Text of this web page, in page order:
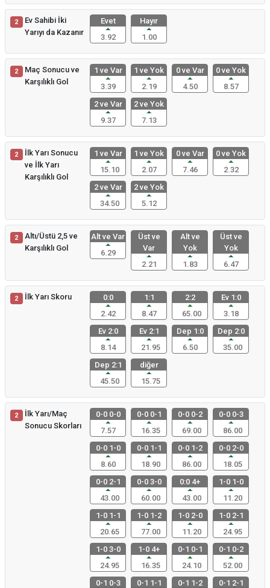
2
Ev Sahibi İki
Yarıyı da Kazanır
Evet
3.92
Hayır
1.00
2
Maç Sonucu ve
Karşılıklı Gol
1 ve Var
3.39
1 ve Yok
2.19
0 ve Var
4.50
0 ve Yok
8.57
2 ve Var
9.37
2 ve Yok
7.13
2
İlk Yarı Sonucu
ve İlk Yarı
Karşılıklı Gol
1 ve Var
15.10
1 ve Yok
2.07
0 ve Var
7.46
0 ve Yok
2.32
2 ve Var
34.50
2 ve Yok
5.12
2
Altı/Üstü 2,5 ve
Karşılıklı Gol
Alt ve Var
6.29
Üst ve
Var
2.21
Alt ve
Yok
1.83
Üst ve
Yok
6.47
2 İlk Yarı Skoru
0:0
2.42
1:1
8.47
2:2
65.00
Ev 1:0
3.18
Ev 2:0
8.14
Ev 2:1
21.95
Dep 1:0
6.50
Dep 2:0
35.00
Dep 2:1
45.50
diğer
15.75
2
İlk Yarı/Maç
Sonucu Skorları
0-0 0-0
7.57
0-0 0-1
16.35
0-0 0-2
69.00
0-0 0-3
86.00
0-0 1-0
8.60
0-0 1-1
18.90
0-0 1-2
86.00
0-0 2-0
18.05
0-0 2-1
43.00
0-0 3-0
60.00
0:0 4+
43.00
1-0 1-0
11.20
1-0 1-1
20.65
1-0 1-2
77.00
1-0 2-0
11.20
1-0 2-1
24.95
1-0 3-0
24.95
1-0 4+
16.35
0-1 0-1
24.10
0-1 0-2
52.00
0-1 0-3
0-1 1-1
0-1 1-2
0-1 2-1